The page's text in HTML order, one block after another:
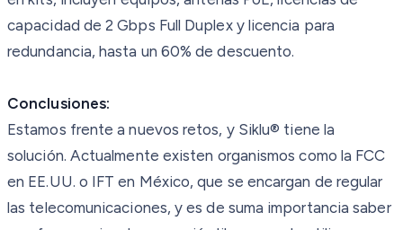
capacidad de 2 Gbps Full Duplex y licencia para
redundancia, hasta un 60% de descuento.
Conclusiones:
Estamos frente a nuevos retos, y Siklu® tiene la
solución. Actualmente existen organismos como la FCC
en EE.UU. o IFT en México, que se encargan de regular
las telecomunicaciones, y es de suma importancia saber